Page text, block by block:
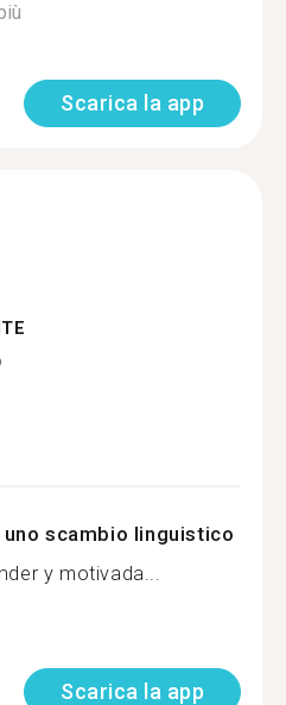
Scarica la app
scambio linguistico
y motivada...
Scarica la app